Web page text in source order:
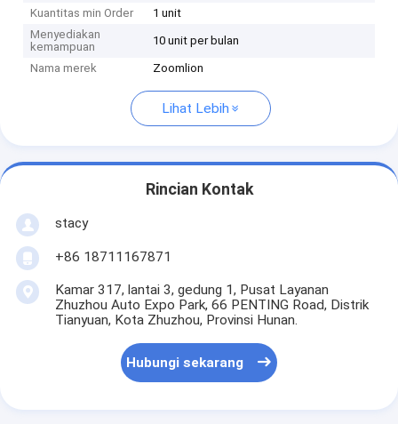
Kuantitas min Order
1 unit
Menyediakan
kemampuan
10 unit per bulan
Nama merek Zoomlion
Lihat Lebih
Rincian Kontak
stacy
+86 18711167871
Kamar 317, lantai 3, gedung 1, Pusat Layanan
Zhuzhou Auto Expo Park, 66 PENTING Road, Distrik
Tianyuan, Kota Zhuzhou, Provinsi Hunan.
Hubungi sekarang